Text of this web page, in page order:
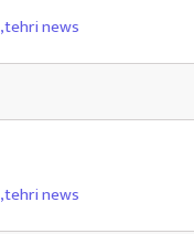
,tehri news
,tehri news